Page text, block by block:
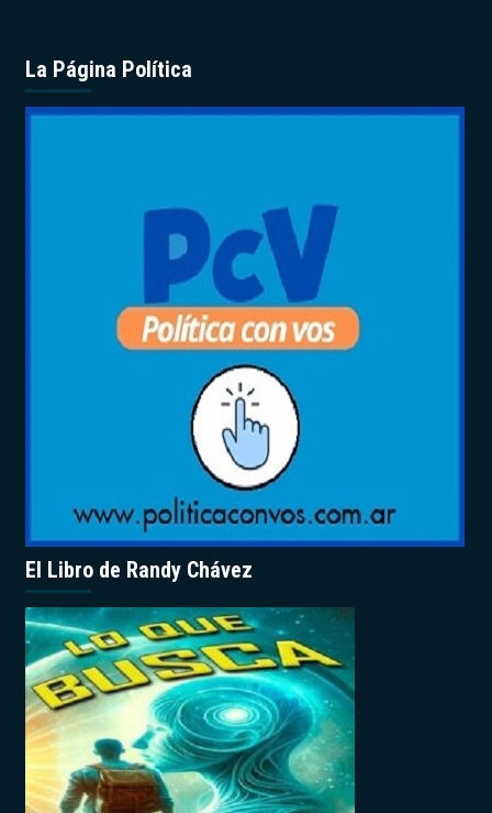
La Página Política
El Libro de Randy Chávez